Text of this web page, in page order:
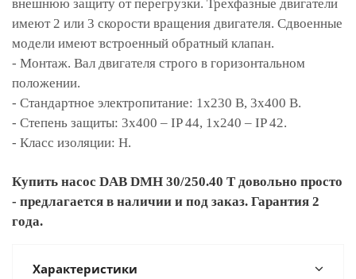
внешнюю защиту от перегрузки. Трехфазные двигатели
имеют 2 или 3 скорости вращения двигателя. Сдвоенные
модели имеют встроенный обратный клапан.
- Монтаж. Вал двигателя строго в горизонтальном
положении.
- Стандартное электропитание: 1x230 В, 3x400 В.
- Степень защиты: 3х400 – IP 44, 1х240 – IP 42.
- Класс изоляции: H.
Купить насос DAB DMH 30/250.40 T довольно просто
- предлагается в наличии и под заказ. Гарантия 2
года.
Характеристики